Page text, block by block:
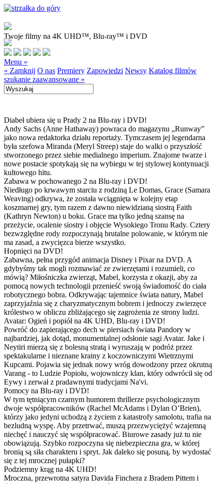
Twoje filmy na 4K UHD™, Blu-ray™ i DVD
Menu »
« Zamknij O nas Premiery Zapowiedzi Newsy Katalog filmów
szukanie zaawansowane »
Diabeł ubiera się u Prady 2 na Blu-ray i DVD!
Andy Sachs (Anne Hathaway) powraca do magazynu „Runway”
jako nowa redaktorka działu reportaży. Tymczasem jej legendarna
była szefowa Miranda (Meryl Streep) staje do walki o przyszłość
stworzonego przez siebie medialnego imperium. Znajome twarze i
nowe postacie spotykają się na wybiegu w tej stylowej kontynuacji
kultowego hitu.
Zabawa w pochowanego 2 na Blu-ray i DVD!
Niedługo po krwawym starciu z rodziną Le Domas, Grace (Samara
Weaving) odkrywa, że została wciągnięta w kolejny etap
koszmarnej gry, tym razem z dawno niewidzianą siostrą Faith
(Kathryn Newton) u boku. Grace ma tylko jedną szansę na
przeżycie, ocalenie siostry i objęcie Wysokiego Tronu Rady. Cztery
bezwzględne rody rozpoczynają brutalne polowanie, w którym nie
ma zasad, a zwycięzca bierze wszystko.
Hopnięci na DVD!
Zabawna, pełna przygód animacja Disney i Pixar na DVD. A
gdybyśmy tak mogli rozmawiać ze zwierzętami i rozumieli, co
mówią? Miłośniczka zwierząt, Mabel, korzysta z okazji, aby za
pomocą nowych technologii przenieść swoją świadomość do ciała
robotycznego bobra. Odkrywając tajemnice świata natury, Mabel
zaprzyjaźnia się z charyzmatycznym bobrem i jednoczy zwierzęce
królestwo w obliczu zbliżającego się zagrożenia ze strony ludzi.
Avatar: Ogień i popiół na 4K UHD, Blu-ray i DVD!
Powróć do zapierającego dech w piersiach świata Pandory w
najbardziej, jak dotąd, monumentalnej odsłonie sagi Avatar. Jake i
Neytiri mierzą się z bolesną stratą i wyruszają w podróż przez
spektakularne i nieznane krainy z koczowniczymi Wietrznymi
Kupcami. Pojawia się jednak nowy wróg dowodzony przez okrutną
Varang - to Ludzie Popiołu, wojowniczy klan, który odwrócił się od
Eywy i zerwał z pradawnymi tradycjami Na'vi.
Pomocy na Blu-ray i DVD!
W tym tętniącym czarnym humorem thrillerze psychologicznym
dwoje współpracowników (Rachel McAdams i Dylan O’Brien),
którzy jako jedyni uchodzą z życiem z katastrofy samolotu, trafia na
bezludną wyspę. Aby przetrwać, muszą przezwyciężyć wzajemną
niechęć i nauczyć się współpracować. Biurowe zasady już tu nie
obowiązują. Szybko rozpoczyna się niebezpieczna gra, w której
bronią są siła charakteru i spryt. Jak daleko się posuną, by wydostać
się z tej mrocznej pułapki?
Podziemny krąg na 4K UHD!
Mroczna, przewrotna satyra Davida Finchera z Bradem Pittem i